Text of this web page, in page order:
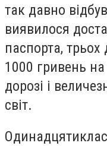
так давно
виявилося
паспорта,
1000 гривень
дорозі і
світ.